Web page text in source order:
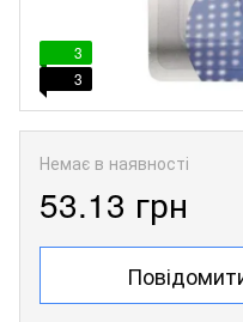
3
3
Немає в наявності
53.13 грн